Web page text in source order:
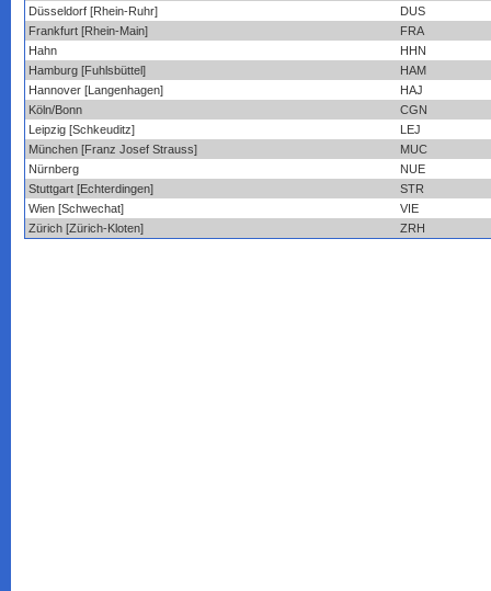
Düsseldorf [Rhein-Ruhr]
DUS
Frankfurt [Rhein-Main]
FRA
Hahn
HHN
Hamburg [Fuhlsbüttel]
HAM
Hannover [Langenhagen]
HAJ
Köln/Bonn
CGN
Leipzig [Schkeuditz]
LEJ
München [Franz Josef Strauss]
MUC
Nürnberg
NUE
Stuttgart [Echterdingen]
STR
Wien [Schwechat]
VIE
Zürich [Zürich-Kloten]
ZRH